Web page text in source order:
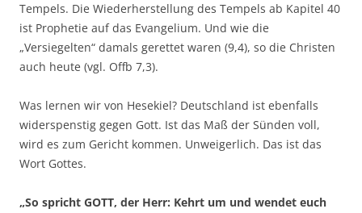
Tempels. Die Wiederherstellung des Tempels ab Kapitel 40
ist Prophetie auf das Evangelium. Und wie die
„Versiegelten“ damals gerettet waren (9,4), so die Christen
auch heute (vgl. Offb 7,3).
Was lernen wir von Hesekiel? Deutschland ist ebenfalls
widerspenstig gegen Gott. Ist das Maß der Sünden voll,
wird es zum Gericht kommen. Unweigerlich. Das ist das
Wort Gottes.
„So spricht GOTT, der Herr: Kehrt um und wendet euch